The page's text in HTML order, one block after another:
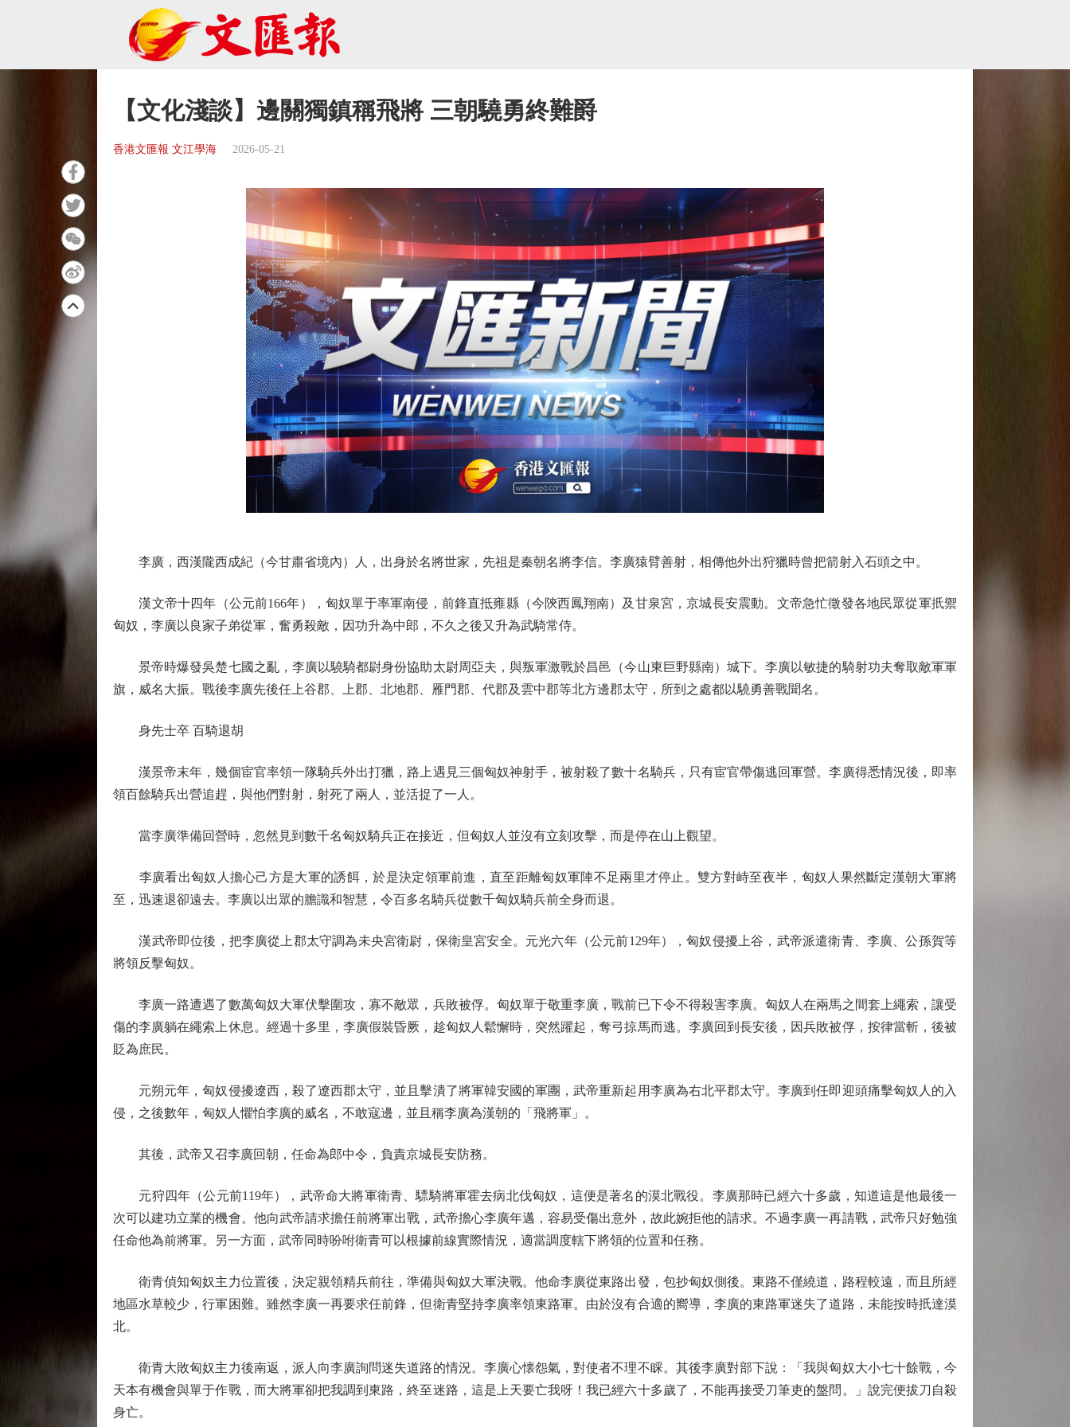
【文化淺談】邊關獨鎮稱飛將 三朝驍勇終難爵
香港文匯報 文江學海 2026-05-21
李廣，西漢隴西成紀（今甘肅省境內）人，出身於名將世家，先祖是秦朝名將李信。李廣猿臂善射，相傳他外出狩獵時曾把箭射入石頭之中。
漢文帝十四年（公元前166年），匈奴單于率軍南侵，前鋒直抵雍縣（今陝西鳳翔南）及甘泉宮，京城長安震動。文帝急忙徵發各地民眾從軍扺禦
匈奴，李廣以良家子弟從軍，奮勇殺敵，因功升為中郎，不久之後又升為武騎常侍。
景帝時爆發吳楚七國之亂，李廣以驍騎都尉身份協助太尉周亞夫，與叛軍激戰於昌邑（今山東巨野縣南）城下。李廣以敏捷的騎射功夫奪取敵軍軍
旗，威名大振。戰後李廣先後任上谷郡、上郡、北地郡、雁門郡、代郡及雲中郡等北方邊郡太守，所到之處都以驍勇善戰聞名。
身先士卒 百騎退胡
漢景帝末年，幾個宦官率領一隊騎兵外出打獵，路上遇見三個匈奴神射手，被射殺了數十名騎兵，只有宦官帶傷逃回軍營。李廣得悉情況後，即率
領百餘騎兵出營追趕，與他們對射，射死了兩人，並活捉了一人。
當李廣準備回營時，忽然見到數千名匈奴騎兵正在接近，但匈奴人並沒有立刻攻擊，而是停在山上觀望。
李廣看出匈奴人擔心己方是大軍的誘餌，於是決定領軍前進，直至距離匈奴軍陣不足兩里才停止。雙方對峙至夜半，匈奴人果然斷定漢朝大軍將
至，迅速退卻遠去。李廣以出眾的膽識和智慧，令百多名騎兵從數千匈奴騎兵前全身而退。
漢武帝即位後，把李廣從上郡太守調為未央宮衛尉，保衛皇宮安全。元光六年（公元前129年），匈奴侵擾上谷，武帝派遣衛青、李廣、公孫賀等
將領反擊匈奴。
李廣一路遭遇了數萬匈奴大軍伏擊圍攻，寡不敵眾，兵敗被俘。匈奴單于敬重李廣，戰前已下令不得殺害李廣。匈奴人在兩馬之間套上繩索，讓受
傷的李廣躺在繩索上休息。經過十多里，李廣假裝昏厥，趁匈奴人鬆懈時，突然躍起，奪弓掠馬而逃。李廣回到長安後，因兵敗被俘，按律當斬，後被
貶為庶民。
元朔元年，匈奴侵擾遼西，殺了遼西郡太守，並且擊潰了將軍韓安國的軍團，武帝重新起用李廣為右北平郡太守。李廣到任即迎頭痛擊匈奴人的入
侵，之後數年，匈奴人懼怕李廣的威名，不敢寇邊，並且稱李廣為漢朝的「飛將軍」。
其後，武帝又召李廣回朝，任命為郎中令，負責京城長安防務。
元狩四年（公元前119年），武帝命大將軍衛青、驃騎將軍霍去病北伐匈奴，這便是著名的漠北戰役。李廣那時已經六十多歲，知道這是他最後一
次可以建功立業的機會。他向武帝請求擔任前將軍出戰，武帝擔心李廣年邁，容易受傷出意外，故此婉拒他的請求。不過李廣一再請戰，武帝只好勉強
任命他為前將軍。另一方面，武帝同時吩咐衛青可以根據前線實際情況，適當調度轄下將領的位置和任務。
衛青偵知匈奴主力位置後，決定親領精兵前往，準備與匈奴大軍決戰。他命李廣從東路出發，包抄匈奴側後。東路不僅繞道，路程較遠，而且所經
地區水草較少，行軍困難。雖然李廣一再要求任前鋒，但衛青堅持李廣率領東路軍。由於沒有合適的嚮導，李廣的東路軍迷失了道路，未能按時扺達漠
北。
衛青大敗匈奴主力後南返，派人向李廣詢問迷失道路的情況。李廣心懐怨氣，對使者不理不睬。其後李廣對部下說：「我與匈奴大小七十餘戰，今
天本有機會與單于作戰，而大將軍卻把我調到東路，終至迷路，這是上天要亡我呀！我已經六十多歲了，不能再接受刀筆吏的盤問。」說完便拔刀自殺
身亡。